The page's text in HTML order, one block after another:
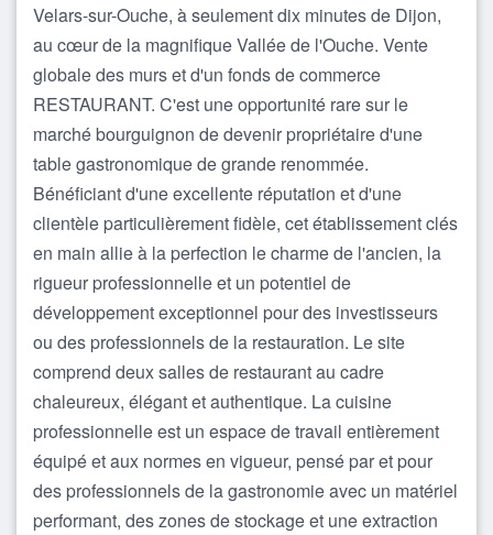
Velars-sur-Ouche, à seulement dix minutes de Dijon,
au cœur de la magnifique Vallée de l'Ouche. Vente
globale des murs et d'un fonds de commerce
RESTAURANT. C'est une opportunité rare sur le
marché bourguignon de devenir propriétaire d'une
table gastronomique de grande renommée.
Bénéficiant d'une excellente réputation et d'une
clientèle particulièrement fidèle, cet établissement clés
en main allie à la perfection le charme de l'ancien, la
rigueur professionnelle et un potentiel de
développement exceptionnel pour des investisseurs
ou des professionnels de la restauration. Le site
comprend deux salles de restaurant au cadre
chaleureux, élégant et authentique. La cuisine
professionnelle est un espace de travail entièrement
équipé et aux normes en vigueur, pensé par et pour
des professionnels de la gastronomie avec un matériel
performant, des zones de stockage et une extraction